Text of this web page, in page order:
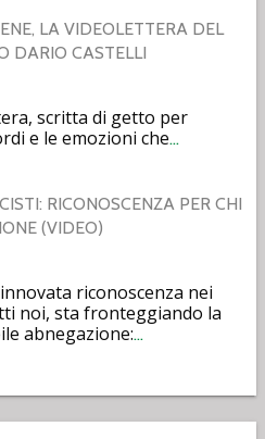
LA VIDEOLETTERA DEL
DARIO CASTELLI
scritta di getto per
e le emozioni che…
RICONOSCENZA PER CHI
(VIDEO)
riconoscenza nei
noi, sta fronteggiando la
abnegazione:…